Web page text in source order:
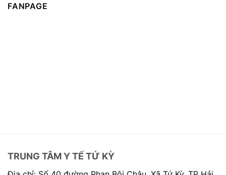
FANPAGE
TRUNG TÂM Y TẾ TỨ KỲ